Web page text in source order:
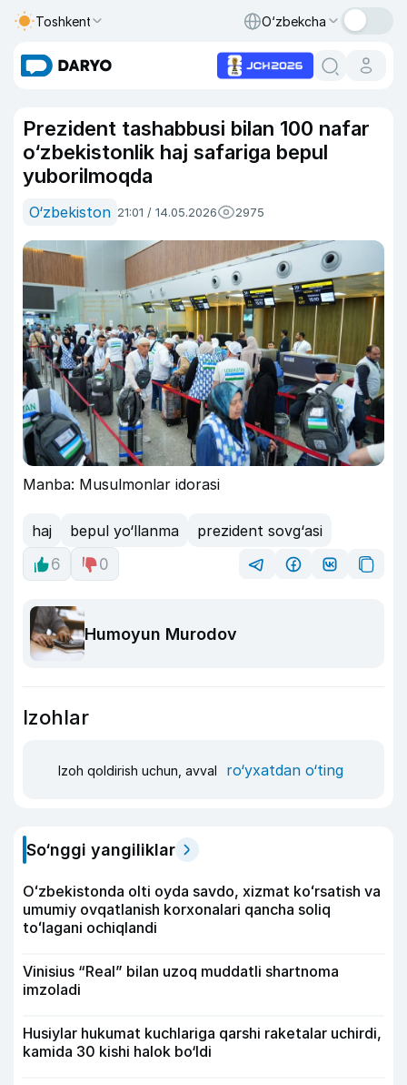
Toshkent O‘zbekcha
Prezident tashabbusi bilan 100 nafar
o‘zbekistonlik haj safariga bepul
yuborilmoqda
O‘zbekiston 21:01 / 14.05.2026 2975
Manba: Musulmonlar idorasi
haj bepul yo‘llanma
prezident sovg‘asi
6
0
Humoyun Murodov
Izohlar
Izoh qoldirish uchun, avval ro‘yxatdan o‘ting
So‘nggi yangiliklar
Oʻzbekistonda olti oyda savdo, xizmat koʻrsatish va
umumiy ovqatlanish korxonalari qancha soliq
toʻlagani ochiqlandi
Vinisius “Real” bilan uzoq muddatli shartnoma
imzoladi
Husiylar hukumat kuchlariga qarshi raketalar uchirdi,
kamida 30 kishi halok bo‘ldi